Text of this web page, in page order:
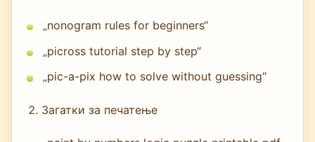
„nonogram rules for beginners“
„picross tutorial step by step“
„pic-a-pix how to solve without guessing“
Загатки за печатење